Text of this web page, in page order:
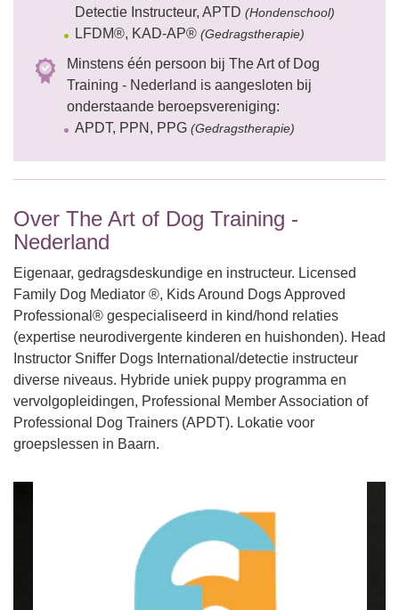
Detectie Instructeur, APTD (Hondenschool)
LFDM®, KAD-AP® (Gedragstherapie)
Minstens één persoon bij The Art of Dog
Training - Nederland is aangesloten bij
onderstaande beroepsvereniging:
APDT, PPN, PPG (Gedragstherapie)
Over The Art of Dog Training -
Nederland
Eigenaar, gedragsdeskundige en instructeur. Licensed
Family Dog Mediator ®, Kids Around Dogs Approved
Professional® gespecialiseerd in kind/hond relaties
(expertise neurodivergente kinderen en huishonden). Head
Instructor Sniffer Dogs International/detectie instructeur
diverse niveaus. Hybride uniek puppy programma en
vervolgopleidingen, Professional Member Association of
Professional Dog Trainers (APDT). Lokatie voor
groepslessen in Baarn.